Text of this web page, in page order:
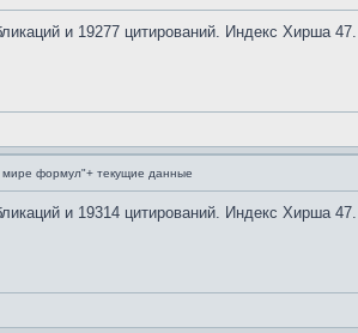
и 19277 цитирований. Индекс Хирша 47.
формул"+ текущие данные
и 19314 цитирований. Индекс Хирша 47.